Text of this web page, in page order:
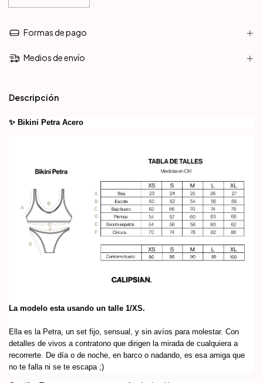
Formas de pago
Medios de envío
Descripción
✨ Bikini Petra Acero
La modelo esta usando un talle 1/XS.
Ella es la Petra, un set fijo, sensual, y sin avíos para molestar. Con
detalles de vivos a contratono que dirigen la mirada de cualquiera a
recorrerte. De día o de noche, en barco o nadando, es esa amiga que
no te falla ni se te escapa ;)